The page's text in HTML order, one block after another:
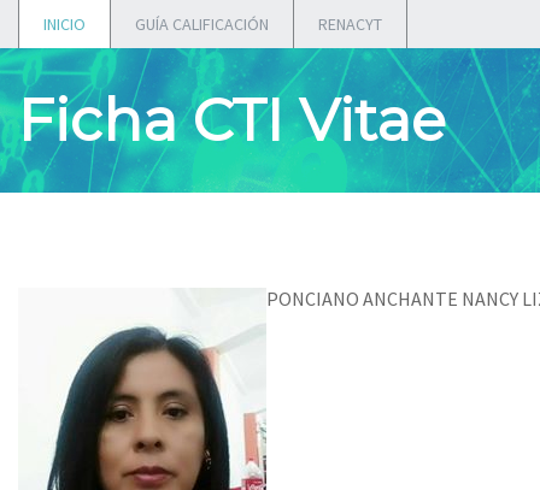
INICIO GUÍA CALIFICACIÓN RENACYT
Ficha CTI Vitae
PONCIANO ANCHANTE NANCY